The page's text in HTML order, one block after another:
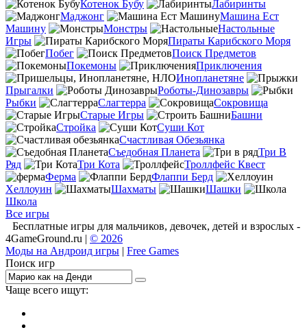
Котенок Бубу
Лабиринты
Маджонг
Машина Ест
Машину
Монстры
Настольные
Игры
Пираты Карибского Моря
Побег
Поиск Предметов
Покемоны
Приключения
Инопланетяне
Прыгалки
Роботы-Динозавры
Рыбки
Слагтерра
Сокровища
Старые Игры
Башни
Стройка
Суши Кот
Счастливая Обезьянка
Съедобная Планета
Три В
Ряд
Три Кота
Троллфейс Квест
Ферма
Флаппи Берд
Хеллоуин
Шахматы
Шашки
Школа
Все игры
Бесплатные игры для мальчиков, девочек, детей и взрослых -
4GameGround.ru | © 2026
Моды на Андроид игры | Free Games
Поиск игр
Чаще всего ищут: